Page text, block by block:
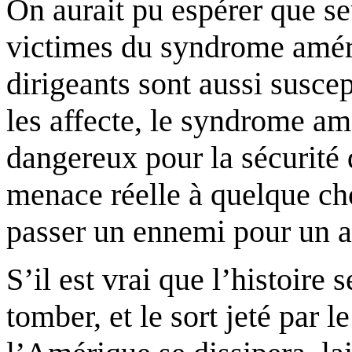
On aurait pu espérer que
victimes du syndrome
dirigeants sont aussi
les affecte, le syndrome
dangereux pour la
menace réelle à quelque
passer un ennemi pour un
S’il est vrai que l’histoire
tomber, et le sort jeté par